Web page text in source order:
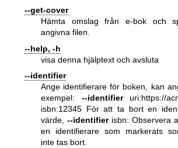
--get-cover
Hämta omslag från e-bok och
angivna filen.
--help, -h
visa denna hjälptext och avsluta
--identifier
Ange identifierare för boken, kan
exempel: --identifieruri:https://
isbn:12345 För att ta bort en
värde, --identifierisbn: Observera
en identifierare som markerats
inte tas bort.